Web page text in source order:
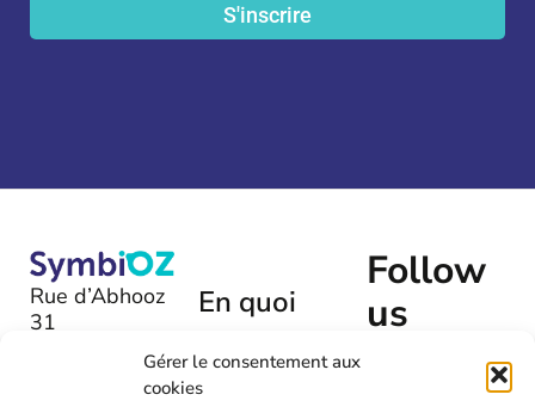
Gérer le consentement aux
cookies
S'inscrire
Rue d’Abhooz
31
En quoi
nous
vous aider
Follow
us